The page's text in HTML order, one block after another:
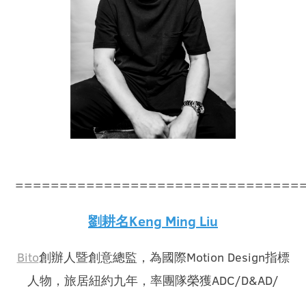
劉耕名Keng Ming Liu
Bito創辦人暨創意總監，為國際Motion Design指標
人物，旅居紐約九年，率團隊榮獲ADC/D&AD/